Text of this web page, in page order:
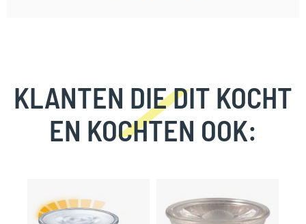
KLANTEN DIE DIT KOCHT
EN KOCHTEN OOK:
carousel